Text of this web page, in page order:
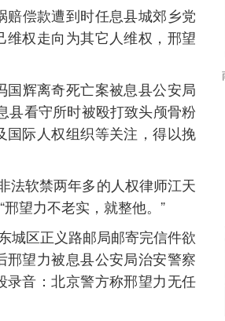
偿款遭到时任息县城郊乡党
权走向为其它人维权，邢望
辉离奇死亡案被息县公安局
县看守所时被殴打致头颅骨粉
际人权组织等关注，得以挽
法软禁两年多的人权律师江天
望力不老实，就整他。”
城区正义路邮局邮寄完信件欲
望力被息县公安局治安警察
音：北京警方称邢望力无任